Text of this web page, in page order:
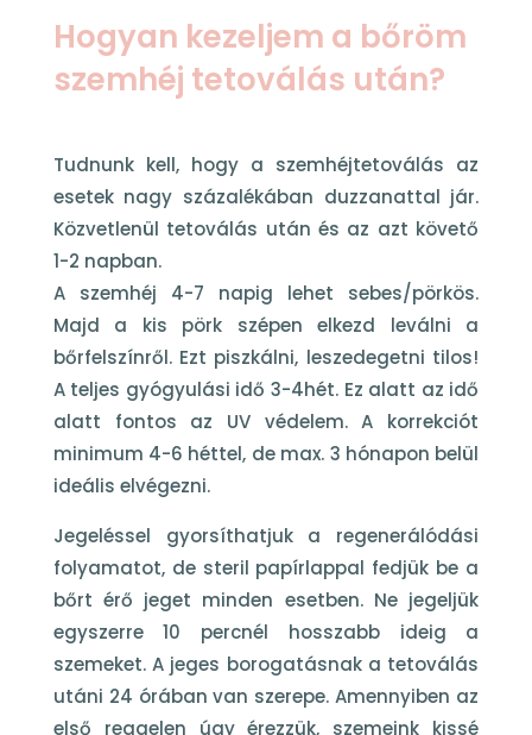
Hogyan kezeljem a bőröm
szemhéj tetoválás után?
Tudnunk kell, hogy a szemhéjtetoválás az
esetek nagy százalékában duzzanattal jár.
Közvetlenül tetoválás után és az azt követő
1-2 napban.
A szemhéj 4-7 napig lehet sebes/pörkös.
Majd a kis pörk szépen elkezd leválni a
bőrfelszínről. Ezt piszkálni, leszedegetni tilos!
A teljes gyógyulási idő 3-4hét. Ez alatt az idő
alatt fontos az UV védelem. A korrekciót
minimum 4-6 héttel, de max. 3 hónapon belül
ideális elvégezni.
Jegeléssel gyorsíthatjuk a regenerálódási
folyamatot, de steril papírlappal fedjük be a
bőrt érő jeget minden esetben. Ne jegeljük
egyszerre 10 percnél hosszabb ideig a
szemeket. A jeges borogatásnak a tetoválás
utáni 24 órában van szerepe. Amennyiben az
első reggelen úgy érezzük, szemeink kissé